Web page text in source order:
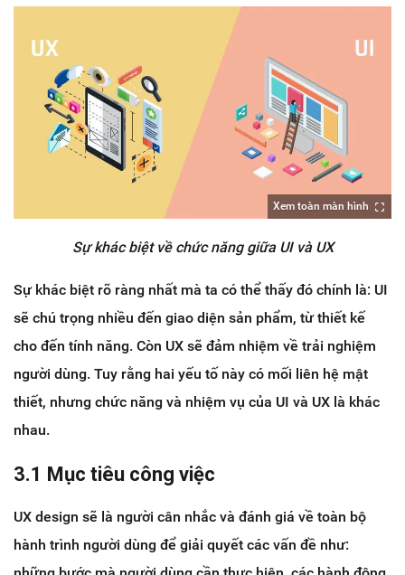
Xem toàn màn hình
Sự khác biệt về chức năng giữa UI và UX
Sự khác biệt rõ ràng nhất mà ta có thể thấy đó chính là: UI
sẽ chú trọng nhiều đến giao diện sản phẩm, từ thiết kế
cho đến tính năng. Còn UX sẽ đảm nhiệm về trải nghiệm
người dùng. Tuy rằng hai yếu tố này có mối liên hệ mật
thiết, nhưng chức năng và nhiệm vụ của UI và UX là khác
nhau.
3.1 Mục tiêu công việc
UX design sẽ là người cân nhắc và đánh giá về toàn bộ
hành trình người dùng để giải quyết các vấn đề như: